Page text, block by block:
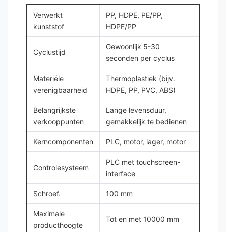
Verwerkt
kunststof
PP, HDPE, PE/PP,
HDPE/PP
Cyclustijd
Gewoonlijk 5-30
seconden per cyclus
Materiële
verenigbaarheid
Thermoplastiek (bijv.
HDPE, PP, PVC, ABS)
Belangrijkste
verkooppunten
Lange levensduur,
gemakkelijk te bedienen
Kerncomponenten PLC, motor, lager, motor
Controlesysteem
PLC met touchscreen-
interface
Schroef. 100 mm
Maximale
producthoogte
Tot en met 10000 mm